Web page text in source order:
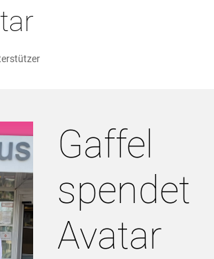
Gaffel
spendet
Avatar